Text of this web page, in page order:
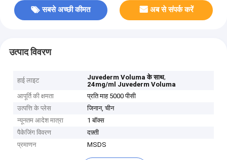
सबसे अच्छी कीमत अब से संपर्क करें
उत्पाद विवरण
हाई लाइट Juvederm Voluma के साथ,
24mg/ml Juvederm Voluma
आपूर्ति की क्षमता
प्रति माह 5000 पीसी
उत्पत्ति के प्लेस
जिनान, चीन
न्यूनतम आदेश मात्रा
1 बॉक्स
पैकेजिंग विवरण
दफ़्ती
प्रमाणन
MSDS